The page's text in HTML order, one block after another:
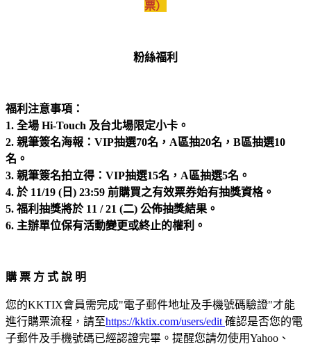
票）
粉絲福利
福利注意事項：
1. 全場 Hi-Touch 及台北場限定小卡。
2. 親筆簽名海報：VIP抽選70名，A區抽20名，B區抽選10
名。
3. 親筆簽名拍立得：VIP抽選15名，A區抽選5名。
4. 於 11/19 (日) 23:59 前購買之有效票券始有抽獎資格。
5. 福利抽獎將於 11 / 21 (二) 公佈抽獎結果。
6. 主辦單位保有活動變更或終止的權利。
購 票 方 式 說 明
您的KKTIX會員需完成"電子郵件地址及手機號碼驗證"才能
進行購票流程，請至https://kktix.com/users/edit 確認是否您的電
子郵件及手機號碼已經認證完畢。提醒您請勿使用Yahoo、